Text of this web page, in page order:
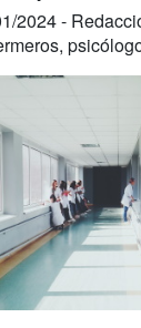
2024 -